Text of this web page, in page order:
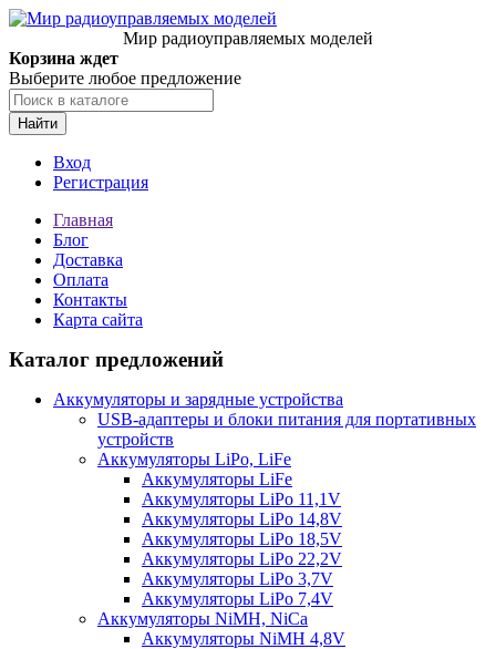
Мир радиоуправляемых моделей
Корзина ждет
Выберите любое предложение
Найти
Вход
Регистрация
Главная
Блог
Доставка
Оплата
Контакты
Карта сайта
Каталог предложений
Аккумуляторы и зарядные устройства
USB-адаптеры и блоки питания для портативных
устройств
Аккумуляторы LiPo, LiFe
Аккумуляторы LiFe
Аккумуляторы LiPo 11,1V
Аккумуляторы LiPo 14,8V
Аккумуляторы LiPo 18,5V
Аккумуляторы LiPo 22,2V
Аккумуляторы LiPo 3,7V
Аккумуляторы LiPo 7,4V
Аккумуляторы NiMH, NiCa
Аккумуляторы NiMH 4,8V